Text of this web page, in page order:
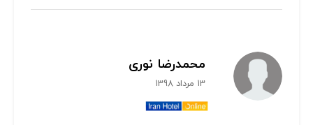
محمدرضا نوری
13 مرداد 1398